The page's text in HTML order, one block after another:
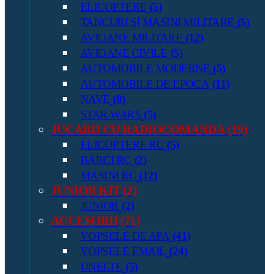
ELICOPTERE (5)
TANCURI SI MASINI MILITARE (5)
AVIOANE MILITARE (12)
AVIOANE CIVILE (5)
AUTOMOBILE MODERNE (5)
AUTOMOBILE DE EPOCA (11)
NAVE (8)
STAR WARS (5)
JUCARII CU RADIOCOMANDA (19)
ELICOPTERE RC (5)
BARCI RC (2)
MASINI RC (12)
JUNIOR KIT (2)
JUNIOR (2)
ACCESORII (71)
VOPSELE DE APA (41)
VOPSELE EMAIL (24)
UNELTE (5)